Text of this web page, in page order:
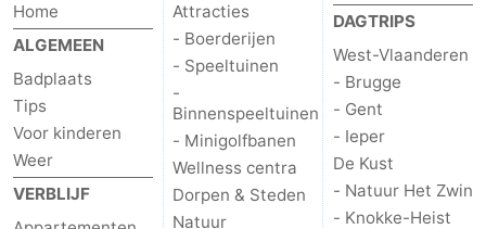
Home
ALGEMEEN
Badplaats
Tips
Voor kinderen
Weer
VERBLIJF
Attracties
- Boerderijen
- Speeltuinen
-
Binnenspeeltuinen
- Minigolfbanen
Wellness centra
Dorpen & Steden
Natuur
DAGTRIPS
West-Vlaanderen
- Brugge
- Gent
- Ieper
De Kust
- Natuur Het Zwin
- Knokke-Heist